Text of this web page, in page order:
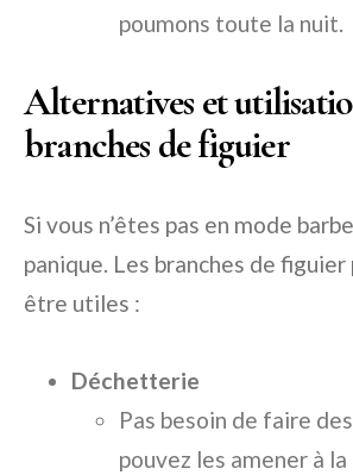
poumons toute la nuit.
Alternatives et
branches de figuier
Si vous n’êtes pas en mode
panique. Les branches de
être utiles :
Déchetterie
Pas besoin de faire
pouvez les amener à